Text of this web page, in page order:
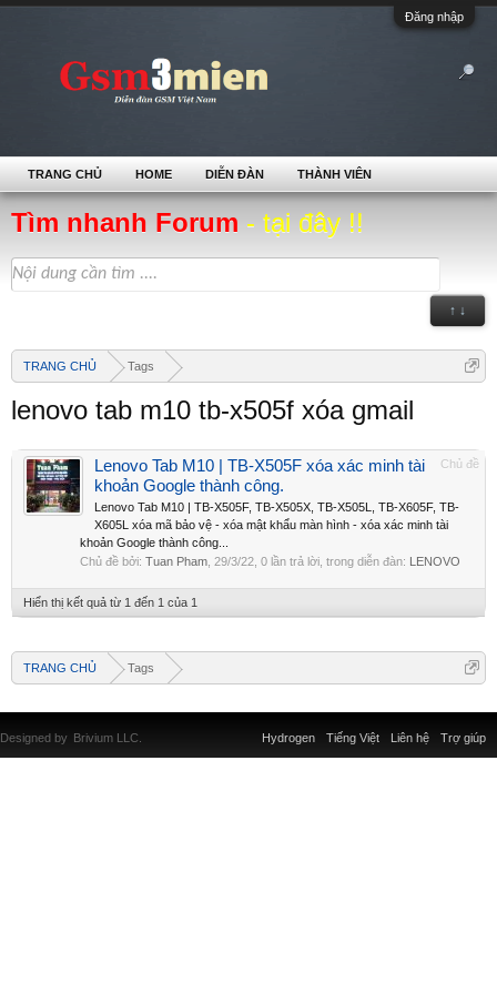
Đăng nhập
Tìm nhanh Forum - tại đây !!
↑ ↓
TRANG CHỦ Tags
lenovo tab m10 tb-x505f xóa gmail
Chủ đề
Lenovo Tab M10 | TB-X505F xóa xác minh tài
khoản Google thành công.
Lenovo Tab M10 | TB-X505F, TB-X505X, TB-X505L, TB-X605F, TB-
X605L xóa mã bảo vệ - xóa mật khẩu màn hình - xóa xác minh tài
khoản Google thành công...
Chủ đề bởi: Tuan Pham 29/3/22 , 0 lần trả lời, trong diễn đàn: LENOVO
Hiển thị kết quả từ 1 đến 1 của 1
TRANG CHỦ Tags
TRANG CHỦ HOME DIỄN ĐÀN THÀNH VIÊN
Liên hệ Trợ giúp
Hydrogen Tiếng Việt
Designed by Brivium LLC.